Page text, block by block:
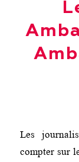
Les
compter sur